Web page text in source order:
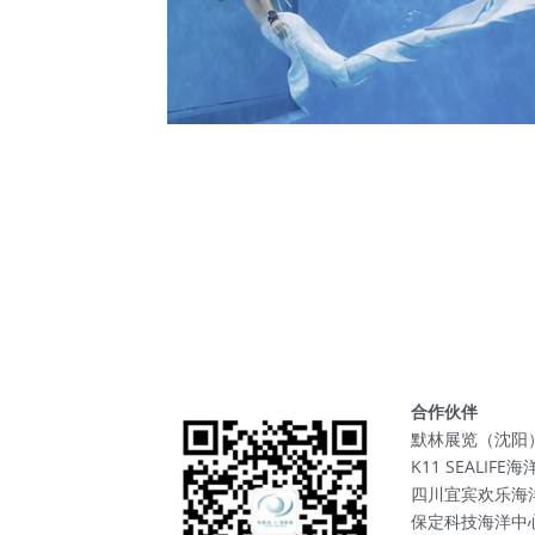
合作伙伴
默林展览（沈阳
K11 SEALIFE海
四川宜宾欢乐海
保定科技海洋中